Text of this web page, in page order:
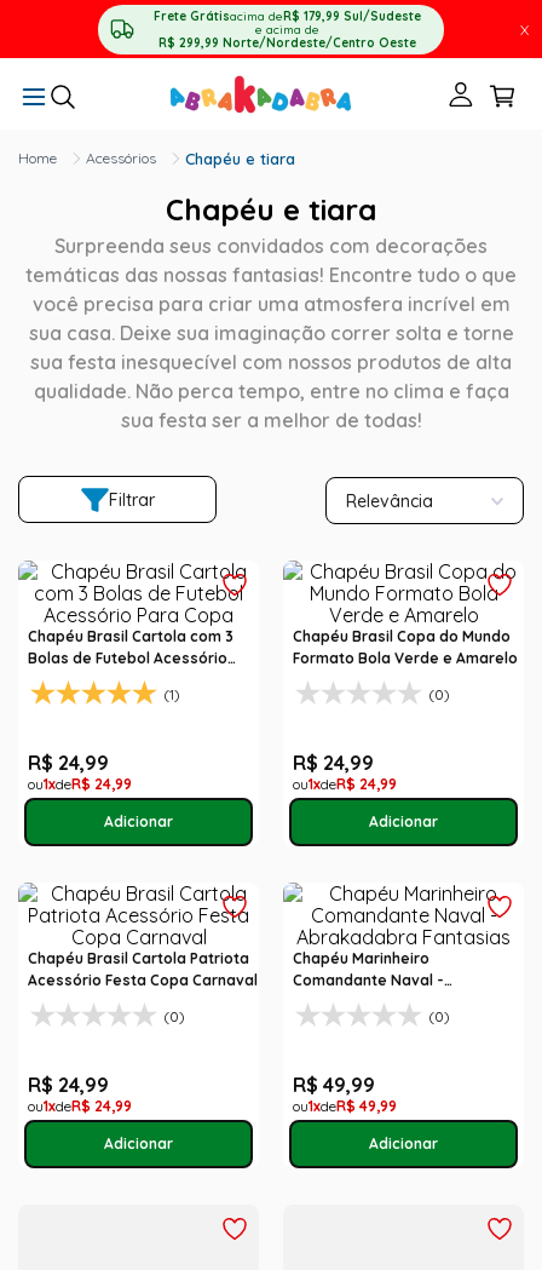
Frete Grátisacima deR$ 179,99 Sul/Sudeste
e acima de
R$ 299,99 Norte/Nordeste/Centro Oeste
X
Acessórios Chapéu e tiara
Chapéu e tiara
Surpreenda seus convidados com decorações
temáticas das nossas fantasias! Encontre tudo o que
você precisa para criar uma atmosfera incrível em
sua casa. Deixe sua imaginação correr solta e torne
sua festa inesquecível com nossos produtos de alta
qualidade. Não perca tempo, entre no clima e faça
sua festa ser a melhor de todas!
Filtrar Relevância
Chapéu Brasil Cartola com 3
Bolas de Futebol Acessório
Para Copa
(1)
R$ 24,99
1 R$ 24,99
Chapéu Brasil Copa do Mundo
Formato Bola Verde e Amarelo
(0)
R$ 24,99
1 R$ 24,99
Chapéu Brasil Cartola Patriota
Acessório Festa Copa Carnaval
(0)
R$ 24,99
1 R$ 24,99
Chapéu Marinheiro
Comandante Naval -
Abrakadabra Fantasias
(0)
R$ 49,99
1 R$ 49,99